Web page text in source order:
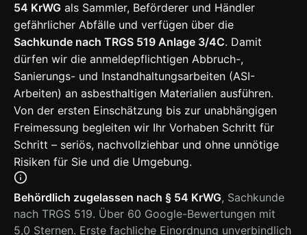
54 KrWG als Sammler, Beförderer und Händler
gefährlicher Abfälle und verfügen über die
Sachkunde nach TRGS 519 Anlage 3/4C. Damit
dürfen wir die anmeldepflichtigen Abbruch-,
Sanierungs- und Instandhaltungsarbeiten (ASI-
Arbeiten) an asbesthaltigen Materialien ausführen.
Von der ersten Einschätzung bis zur unabhängigen
Freimessung begleiten wir Ihr Vorhaben Schritt für
Schritt – seriös, nachvollziehbar und ohne unnötige
Risiken für Sie und die Umgebung.
Behördlich zugelassen nach § 54 KrWG, Sachkunde
nach TRGS 519. Über 60 Google-Bewertungen mit
5,0 Sternen. Erste fachliche Einordnung unverbindlich